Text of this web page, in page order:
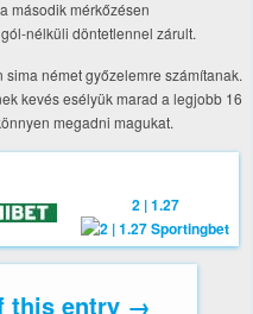
második mérkőzésen
nélküli döntetlennel zárult.
német győzelemre számítanak.
kevés esélyük marad a legjobb 16
megadni magukat.
2 | 1.27
this entry →